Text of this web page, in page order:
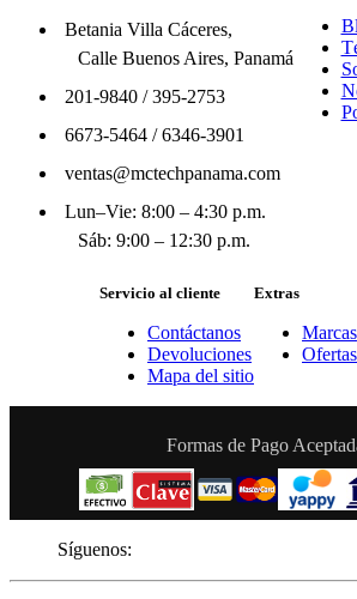
Betania Villa Cáceres,
Calle Buenos Aires, Panamá
201-9840/395-2753
6673-5464/6346-3901
ventas@mctechpanama.com
Lun–Vie: 8:00 – 4:30 p.m.
Sáb: 9:00 – 12:30 p.m.
Servicio al cliente
Contáctanos
Devoluciones
Mapa del sitio
Extras
Marcas
Formas de Pago
Síguenos: